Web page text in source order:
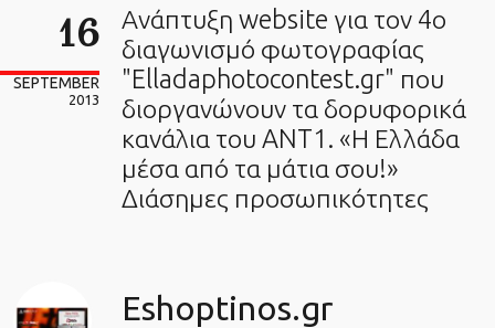
16
SEPTEMBER
2013
Ανάπτυξη website για τον 4ο
διαγωνισμό φωτογραφίας
"Elladaphotocontest.gr" που
διοργανώνουν τα δορυφορικά
κανάλια του ANT1. «Η Ελλάδα
μέσα από τα μάτια σου!»
Διάσημες προσωπικότητες
Eshoptinos.gr